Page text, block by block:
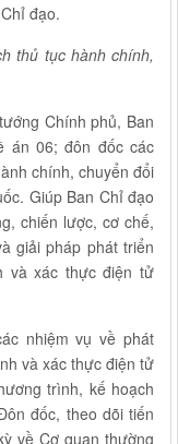
đạo.
thủ tục hành chính,
Chính phủ, Ban
án 06; đôn đốc các
chính, chuyển đổi
Giúp Ban Chỉ đạo
chiến lược, cơ chế,
giải pháp phát triển
và xác thực điện tử
nhiệm vụ về phát
và xác thực điện tử
trình, kế hoạch
đốc, theo dõi tiến
về Cơ quan thường